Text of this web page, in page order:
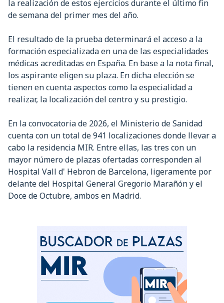
la realización de estos ejercicios durante el último fin
de semana del primer mes del año.
El resultado de la prueba determinará el acceso a la
formación especializada en una de las especialidades
médicas acreditadas en España. En base a la nota final,
los aspirante eligen su plaza. En dicha elección se
tienen en cuenta aspectos como la especialidad a
realizar, la localización del centro y su prestigio.
En la convocatoria de 2026, el Ministerio de Sanidad
cuenta con un total de 941 localizaciones donde llevar a
cabo la residencia MIR. Entre ellas, las tres con un
mayor número de plazas ofertadas corresponden al
Hospital Vall d' Hebron de Barcelona, ligeramente por
delante del Hospital General Gregorio Marañón y el
Doce de Octubre, ambos en Madrid.